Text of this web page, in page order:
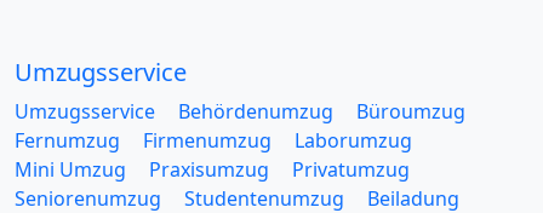
Umzugsservice
Umzugsservice Behördenumzug
Büroumzug
Fernumzug
Firmenumzug
Laborumzug
Mini Umzug
Praxisumzug
Privatumzug
Seniorenumzug
Studentenumzug
Beiladung